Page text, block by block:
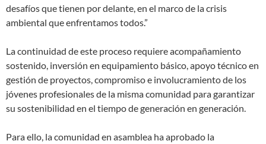
desafíos que tienen por delante, en el marco de la crisis
ambiental que enfrentamos todos.”
La continuidad de este proceso requiere acompañamiento
sostenido, inversión en equipamiento básico, apoyo técnico en
gestión de proyectos, compromiso e involucramiento de los
jóvenes profesionales de la misma comunidad para garantizar
su sostenibilidad en el tiempo de generación en generación.
Para ello, la comunidad en asamblea ha aprobado la